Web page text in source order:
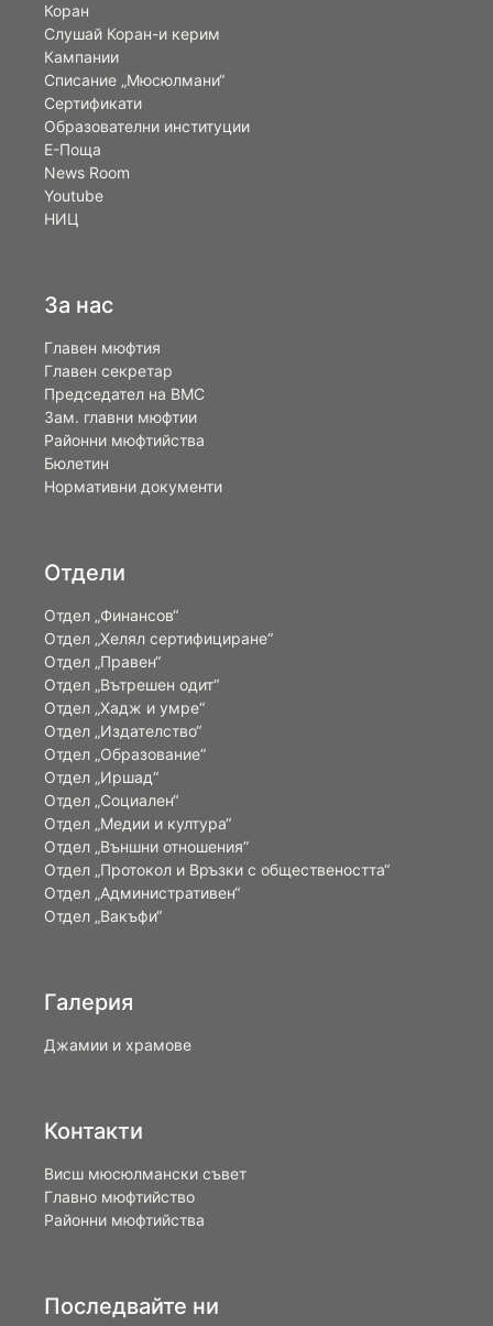
Коран
Слушай Коран-и керим
Кампании
Списание „Мюсюлмани“
Сертификати
Образователни институции
Е-Поща
News Room
Youtube
НИЦ
За нас
Главен мюфтия
Главен секретар
Председател на ВМС
Зам. главни мюфтии
Районни мюфтийства
Бюлетин
Нормативни документи
Отдели
Отдел „Финансов“
Отдел „Хелял сертифициране“
Отдел „Правен“
Отдел „Вътрешен одит“
Отдел „Хадж и умре“
Отдел „Издателство“
Отдел „Образование“
Отдел „Иршад“
Отдел „Социален“
Отдел „Медии и култура“
Отдел „Външни отношения”
Oтдел „Протокол и Връзки с обществеността“
Отдел „Административен“
Отдел „Вакъфи“
Галерия
Джамии и храмове
Контакти
Висш мюсюлмански съвет
Главно мюфтийство
Районни мюфтийства
Последвайте ни